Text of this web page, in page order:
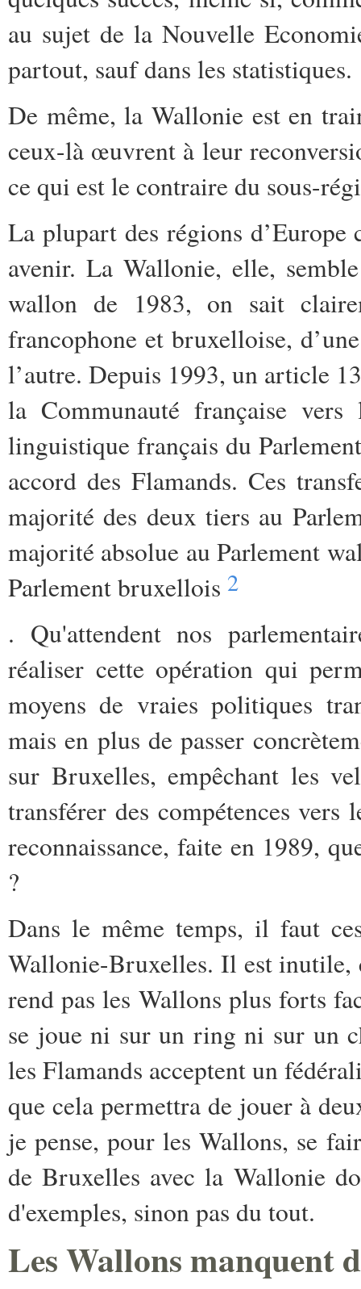
au sujet de la Nouvelle
partout, sauf dans les statistiques.
De même, la Wallonie est en
ceux-là œuvrent à leur
ce qui est le contraire du sous-
La plupart des régions
avenir. La Wallonie, elle,
wallon de 1983, on sait
francophone et bruxelloise,
l’autre. Depuis 1993, un article
la Communauté française
linguistique français du
accord des Flamands. Ces
majorité des deux tiers au
majorité absolue au Parlement
Parlement bruxellois 2
. Qu'attendent nos
réaliser cette opération qui
moyens de vraies politiques
mais en plus de passer
sur Bruxelles, empêchant les
transférer des compétences vers
reconnaissance, faite en 1989,
?
Dans le même temps, il faut
Wallonie-Bruxelles. Il est inutile,
rend pas les Wallons plus forts
se joue ni sur un ring ni sur un
les Flamands acceptent un
que cela permettra de jouer à
je pense, pour les Wallons, se
de Bruxelles avec la Wallonie
d'exemples, sinon pas du tout.
Les Wallons manquent